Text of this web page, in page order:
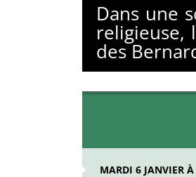
Dans une
religieuse,
des
MARDI 6 JANVIER